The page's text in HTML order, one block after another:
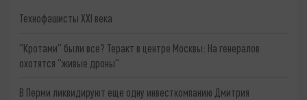
Технофашисты XXI века
"Кротами" были все? Теракт в центре Москвы: На генералов
охотятся "живые дроны"
В Перми ликвидируют еще одну инвесткомпанию Дмитрия